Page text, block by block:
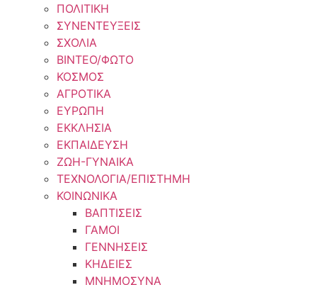
ΠΟΛΙΤΙΚΗ
ΣΥΝΕΝΤΕΥΞΕΙΣ
ΣΧΟΛΙΑ
ΒΙΝΤΕΟ/ΦΩΤΟ
ΚΟΣΜΟΣ
ΑΓΡΟΤΙΚΑ
ΕΥΡΩΠΗ
ΕΚΚΛΗΣΙΑ
ΕΚΠΑΙΔΕΥΣΗ
ΖΩΗ-ΓΥΝΑΙΚΑ
ΤΕΧΝΟΛΟΓΙΑ/ΕΠΙΣΤΗΜΗ
ΚΟΙΝΩΝΙΚΑ
ΒΑΠΤΙΣΕΙΣ
ΓΑΜΟΙ
ΓΕΝΝΗΣΕΙΣ
ΚΗΔΕΙΕΣ
ΜΝΗΜΟΣΥΝΑ